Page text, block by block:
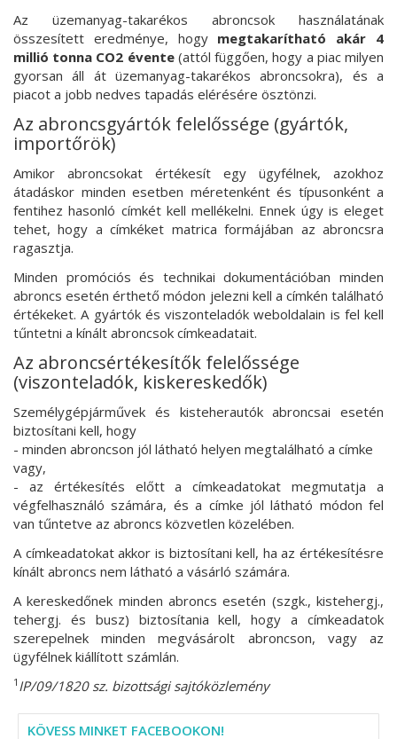
Az üzemanyag-takarékos abroncsok használatának
összesített eredménye, hogy megtakarítható akár 4
millió tonna CO2 évente(attól függően, hogy a piac milyen
gyorsan áll át üzemanyag-takarékos abroncsokra), és a
piacot a jobb nedves tapadás elérésére ösztönzi.
Az abroncsgyártók felelőssége (gyártók,
importőrök)
Amikor abroncsokat értékesít egy ügyfélnek, azokhoz
átadáskor minden esetben méretenként és típusonként a
fentihez hasonló címkét kell mellékelni. Ennek úgy is eleget
tehet, hogy a címkéket matrica formájában az abroncsra
ragasztja.
Minden promóciós és technikai dokumentációban minden
abroncs esetén érthető módon jelezni kell a címkén található
értékeket. A gyártók és viszonteladók weboldalain is fel kell
tűntetni a kínált abroncsok címkeadatait.
Az abroncsértékesítők felelőssége
(viszonteladók, kiskereskedők)
Személygépjárművek és kisteherautók abroncsai esetén
biztosítani kell, hogy
- minden abroncson jól látható helyen megtalálható a címke
vagy,
- az értékesítés előtt a címkeadatokat megmutatja a
végfelhasználó számára, és a címke jól látható módon fel
van tűntetve az abroncs közvetlen közelében.
A címkeadatokat akkor is biztosítani kell, ha az értékesítésre
kínált abroncs nem látható a vásárló számára.
A kereskedőnek minden abroncs esetén (szgk., kistehergj.,
tehergj. és busz) biztosítania kell, hogy a címkeadatok
szerepelnek minden megvásárolt abroncson, vagy az
ügyfélnek kiállított számlán.
1 IP/09/1820 sz. bizottsági sajtóközlemény
KÖVESS MINKET FACEBOOKON!